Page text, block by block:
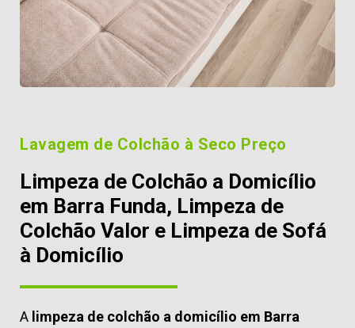
Lavagem de Colchão à Seco Preço
Limpeza de Colchão a Domicílio
em Barra Funda, Limpeza de
Colchão Valor e Limpeza de Sofá
à Domicílio
A limpeza de colchão a domicílio em Barra